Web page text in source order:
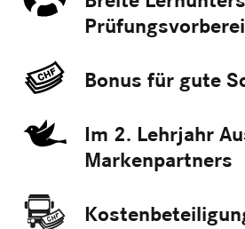
Bonus für gute
Im 2. Lehrjahr
Markenpartners